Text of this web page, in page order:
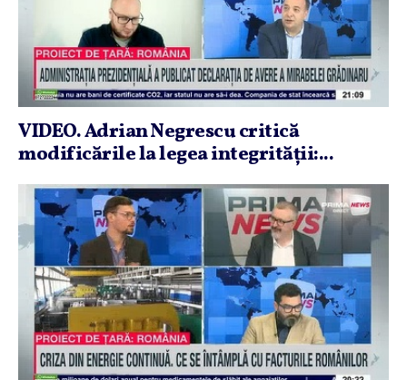
VIDEO. Adrian Negrescu critică
modificările la legea integrităţii:...